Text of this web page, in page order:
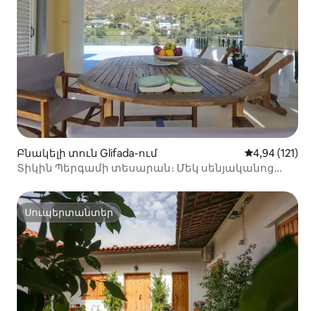
Բնակելի տուն Glifada-ում Միջին
4,94 (121)
Տիկին Պերգամի տեսարան։ Մեկ սենյականոց
Սուպերտանտեր
Սուպերտանտեր